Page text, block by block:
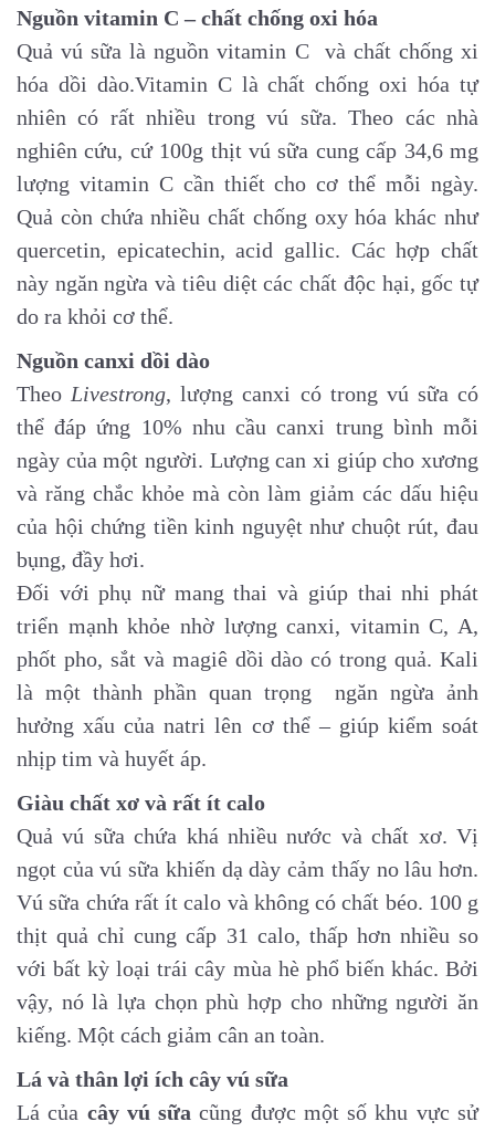
Nguồn vitamin C – chất chống oxi hóa
Quả vú sữa là nguồn vitamin C và chất chống xi
hóa dồi dào.Vitamin C là chất chống oxi hóa tự
nhiên có rất nhiều trong vú sữa. Theo các nhà
nghiên cứu, cứ 100g thịt vú sữa cung cấp 34,6 mg
lượng vitamin C cần thiết cho cơ thể mỗi ngày.
Quả còn chứa nhiều chất chống oxy hóa khác như
quercetin, epicatechin, acid gallic. Các hợp chất
này ngăn ngừa và tiêu diệt các chất độc hại, gốc tự
do ra khỏi cơ thể.
Nguồn canxi dồi dào
Theo Livestrong, lượng canxi có trong vú sữa có
thể đáp ứng 10% nhu cầu canxi trung bình mỗi
ngày của một người. Lượng can xi giúp cho xương
và răng chắc khỏe mà còn làm giảm các dấu hiệu
của hội chứng tiền kinh nguyệt như chuột rút, đau
bụng, đầy hơi.
Đối với phụ nữ mang thai và giúp thai nhi phát
triển mạnh khỏe nhờ lượng canxi, vitamin C, A,
phốt pho, sắt và magiê dồi dào có trong quả. Kali
là một thành phần quan trọng ngăn ngừa ảnh
hưởng xấu của natri lên cơ thể – giúp kiểm soát
nhịp tim và huyết áp.
Giàu chất xơ và rất ít calo
Quả vú sữa chứa khá nhiều nước và chất xơ. Vị
ngọt của vú sữa khiến dạ dày cảm thấy no lâu hơn.
Vú sữa chứa rất ít calo và không có chất béo. 100 g
thịt quả chỉ cung cấp 31 calo, thấp hơn nhiều so
với bất kỳ loại trái cây mùa hè phổ biến khác. Bởi
vậy, nó là lựa chọn phù hợp cho những người ăn
kiếng. Một cách giảm cân an toàn.
Lá và thân lợi ích cây vú sữa
Lá của cây vú sữa cũng được một số khu vực sử